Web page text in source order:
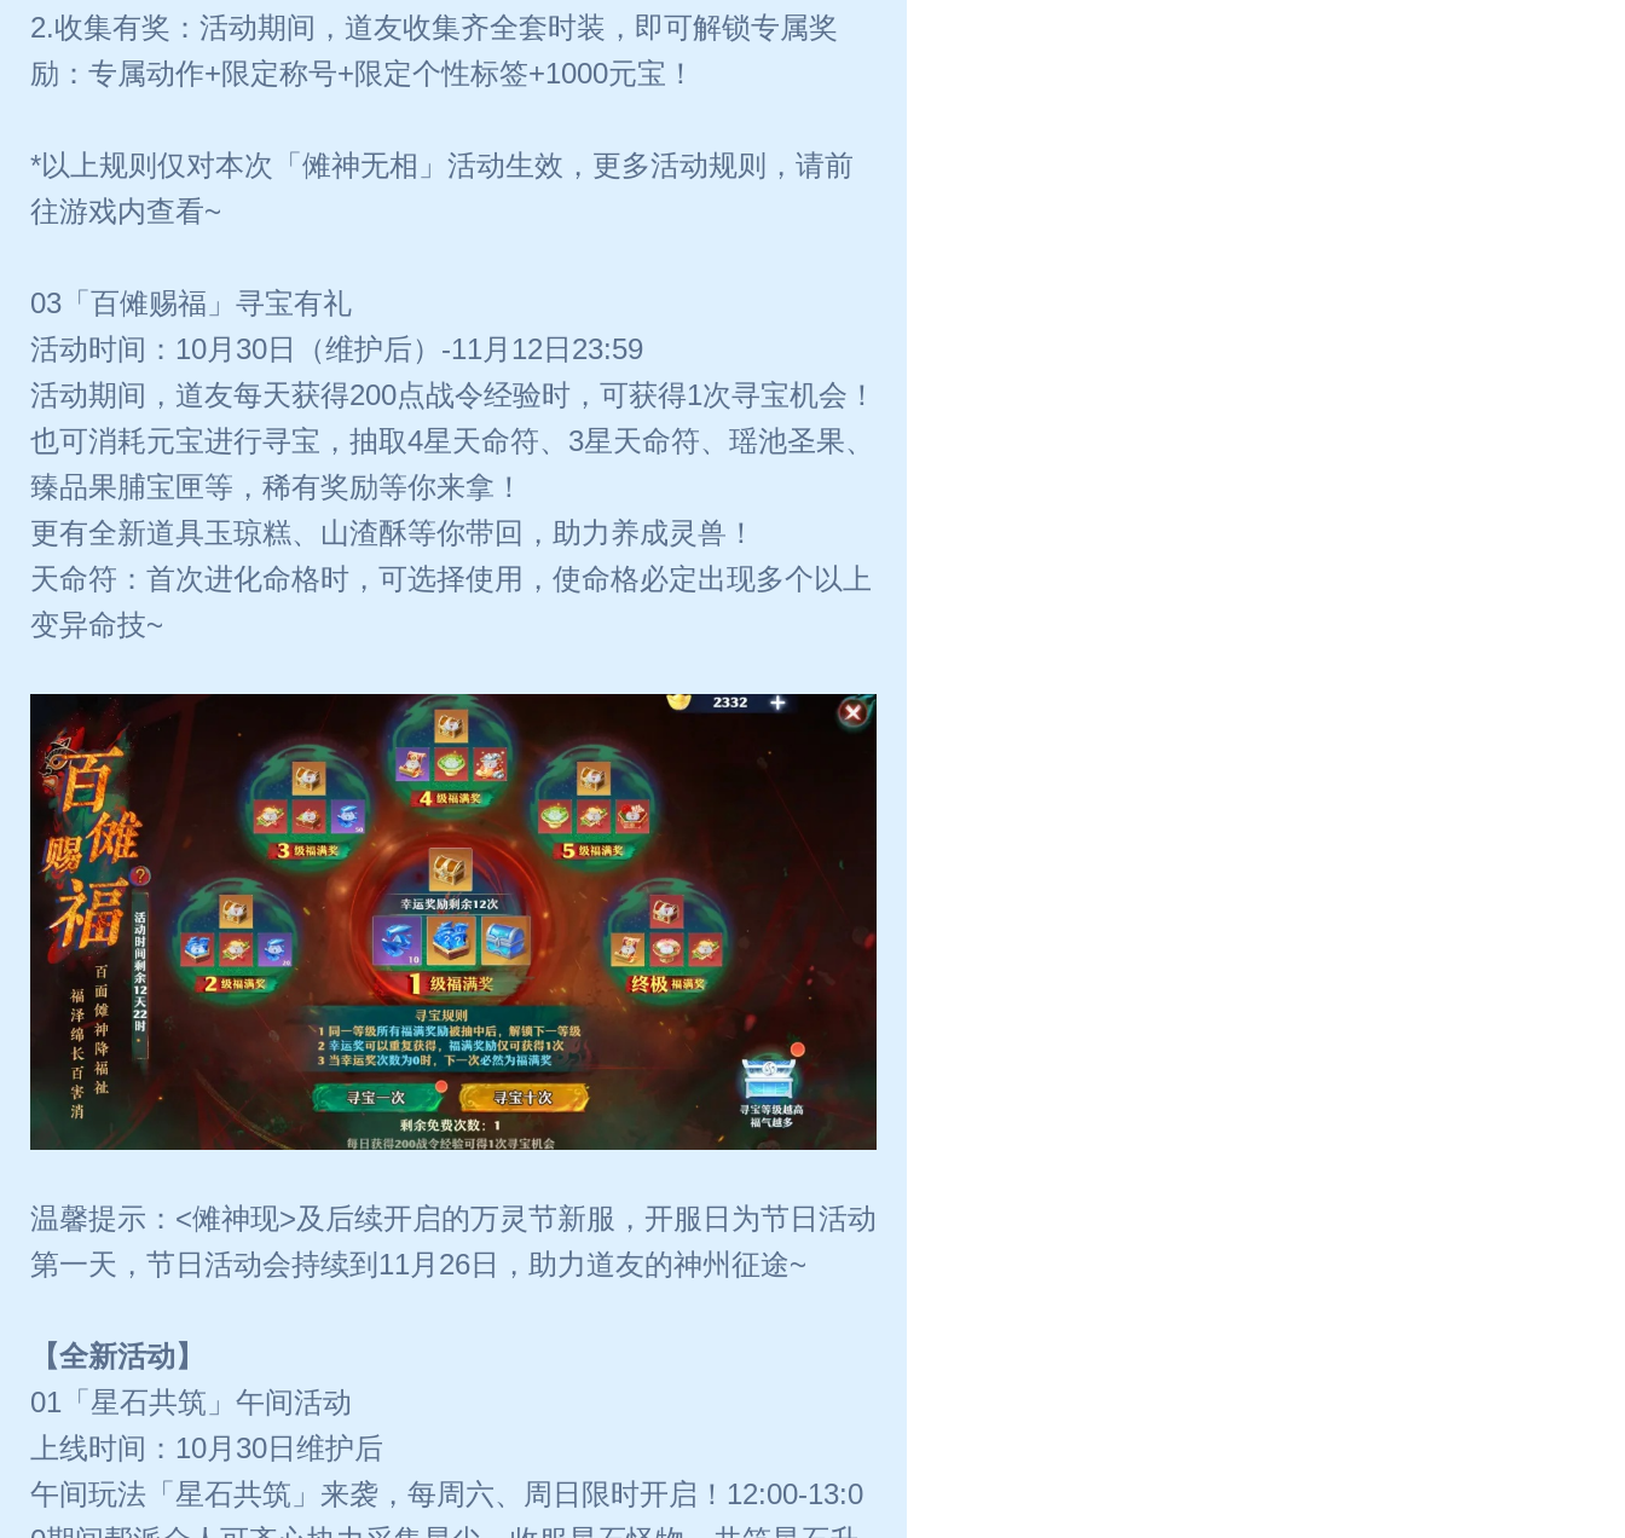
2.收集有奖：活动期间，道友收集齐全套时装，即可解锁专属奖
励：专属动作+限定称号+限定个性标签+1000元宝！
*以上规则仅对本次「傩神无相」活动生效，更多活动规则，请前
往游戏内查看~
03「百傩赐福」寻宝有礼
活动时间：10月30日（维护后）-11月12日23:59
活动期间，道友每天获得200点战令经验时，可获得1次寻宝机会！
也可消耗元宝进行寻宝，抽取4星天命符、3星天命符、瑶池圣果、
臻品果脯宝匣等，稀有奖励等你来拿！
更有全新道具玉琼糕、山渣酥等你带回，助力养成灵兽！
天命符：首次进化命格时，可选择使用，使命格必定出现多个以上
变异命技~
温馨提示：<傩神现>及后续开启的万灵节新服，开服日为节日活动
第一天，节日活动会持续到11月26日，助力道友的神州征途~
【全新活动】
01「星石共筑」午间活动
上线时间：10月30日维护后
午间玩法「星石共筑」来袭，每周六、周日限时开启！12:00-13:0